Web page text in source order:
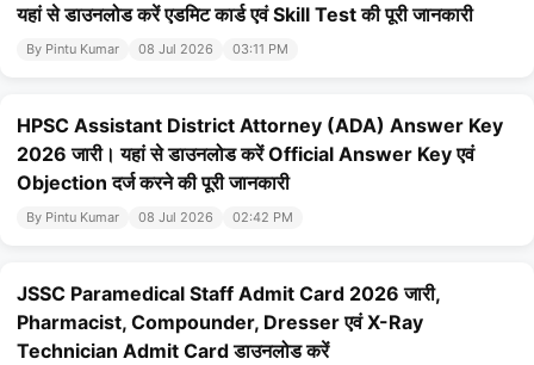
यहां से डाउनलोड करें एडमिट कार्ड एवं Skill Test की पूरी जानकारी
By Pintu Kumar 08 Jul 2026 03:11 PM
HPSC Assistant District Attorney (ADA) Answer Key
2026 जारी। यहां से डाउनलोड करें Official Answer Key एवं
Objection दर्ज करने की पूरी जानकारी
By Pintu Kumar 08 Jul 2026 02:42 PM
JSSC Paramedical Staff Admit Card 2026 जारी,
Pharmacist, Compounder, Dresser एवं X-Ray
Technician Admit Card डाउनलोड करें